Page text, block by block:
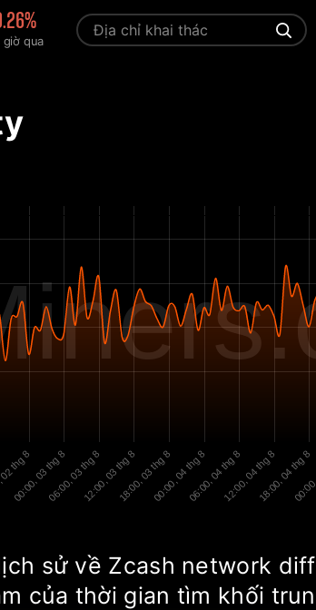
giờ qua
thg 8
00:00, 03 thg 806:00, 03 thg 812:00, 03 thg 818:00, 03 thg 800:00, 04 thg 806:00, 04 thg 812:00, 04 thg 818:00, 04 thg 8
sử về Zcash network
của thời gian tìm khối